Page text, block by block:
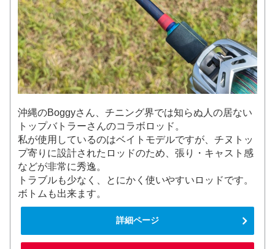
沖縄のBoggyさん、チニング界では知らぬ人の居ない
トップバトラーさんのコラボロッド。
私が使用しているのはベイトモデルですが、チヌトッ
プ寄りに設計されたロッドのため、張り・キャスト感
などが非常に秀逸。
トラブルも少なく、とにかく使いやすいロッドです。
ボトムも出来ます。
詳細ページ